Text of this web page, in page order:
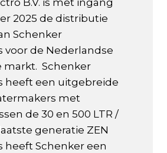
B.V. is met ingang
2025 de distributie
Schenker
voor de Nederlandse
markt. Schenker
heeft een uitgebreide
met
de 30 en 500 LTR /
generatie ZEN
heeft Schenker een